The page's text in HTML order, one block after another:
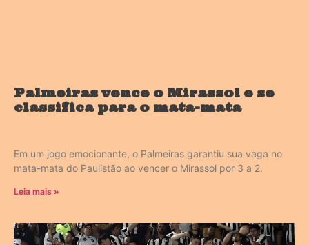
Palmeiras vence o Mirassol e se
classifica para o mata-mata
Em um jogo emocionante, o Palmeiras garantiu sua vaga no
mata-mata do Paulistão ao vencer o Mirassol por 3 a 2.
Leia mais »